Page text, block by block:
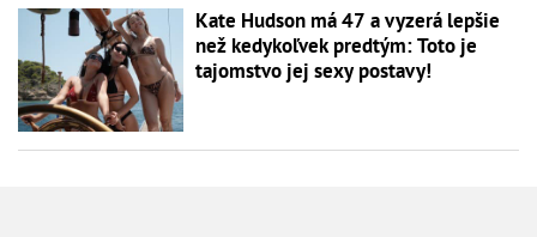
Kate Hudson má 47 a vyzerá lepšie
než kedykoľvek predtým: Toto je
tajomstvo jej sexy postavy!